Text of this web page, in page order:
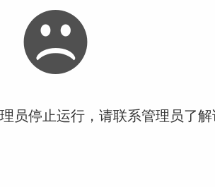
员停止运行，请联系管理员了